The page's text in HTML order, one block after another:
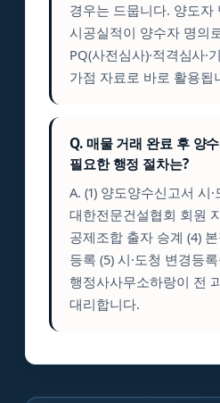
경우는 드뭅니다. 양도자
시공실적이 양수자 명의
PQ(사전심사)·적격심사·
가점 자료로 바로 활용됩
Q. 매물 거래 완료 후 양
필요한 행정 절차는?
A. (1) 양도양수신고서 시
대한전문건설협회 회원
공제조합 출자 승계 (4)
등록 (5) 시·도청 변경등
행정사사무소하랑이 전
대리합니다.